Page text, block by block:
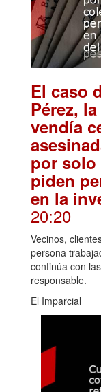
El caso
Pérez,
vendía
por solo
piden
en la
20:20
Vecinos,
persona
continúa con
responsable.
El Imparcial